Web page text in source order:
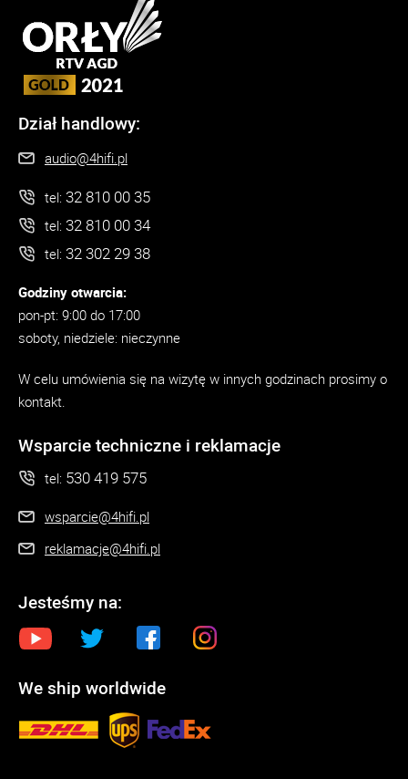
Dział handlowy:
audio@4hifi.pl
tel: 32 810 00 35
tel: 32 810 00 34
tel: 32 302 29 38
Godziny otwarcia:
pon-pt: 9:00 do 17:00
soboty, niedziele: nieczynne
W celu umówienia się na wizytę w innych godzinach prosimy o
kontakt.
Wsparcie techniczne i reklamacje
tel: 530 419 575
wsparcie@4hifi.pl
reklamacje@4hifi.pl
Jesteśmy na:
We ship worldwide